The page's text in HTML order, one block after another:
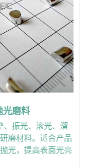
光磨料
振光、滚光、溜
磨材料。适合产品
光，提高表面光亮